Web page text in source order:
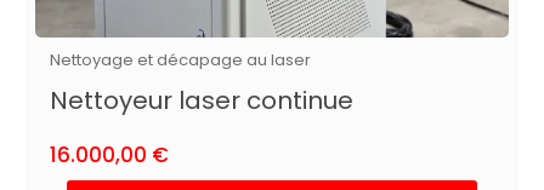
Nettoyage et décapage au laser
Nettoyeur laser continue
16.000,00 €